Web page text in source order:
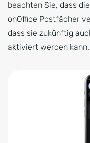
beachten Sie, dass
onOffice Postfächer
dass sie zukünftig
aktiviert werden kann.